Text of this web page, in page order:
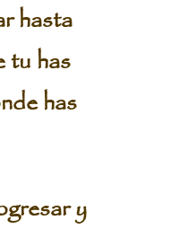
hasta
tu has
has
y